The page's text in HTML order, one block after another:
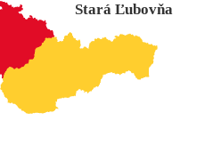
Stará Ľubovňa